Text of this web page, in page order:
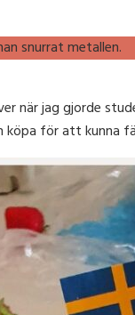
snurrat metallen.
när jag gjorde
köpa för att kunna